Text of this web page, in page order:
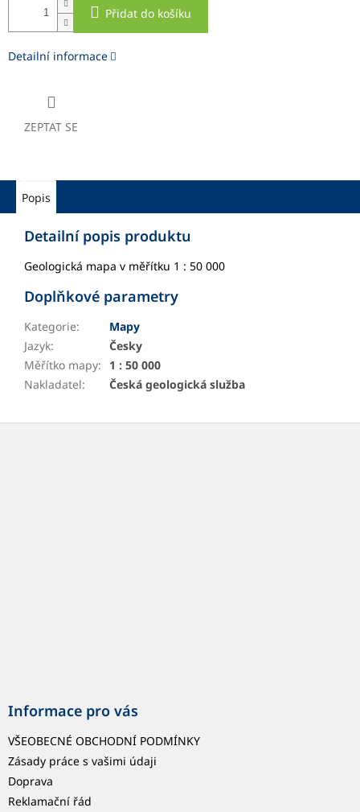
Přidat do košíku
Detailní informace
ZEPTAT SE
Popis
Detailní popis produktu
Geologická mapa v měřítku 1 : 50 000
Doplňkové parametry
Kategorie:
Mapy
Jazyk:
Česky
Měřítko mapy:
1 : 50 000
Nakladatel: Česká geologická služba
Z
Informace pro vás
VŠEOBECNÉ OBCHODNÍ PODMÍNKY
Zásady práce s vašimi údaji
Doprava
Reklamační řád